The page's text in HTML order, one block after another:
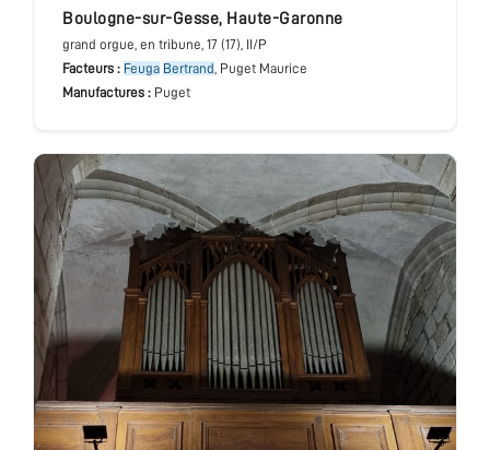
Boulogne-sur-Gesse, Haute-Garonne
grand orgue , en tribune , 17 (17), II/P
Facteurs : Feuga Bertrand , Puget Maurice
Manufactures : Puget